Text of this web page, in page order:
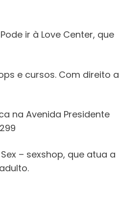
ir à Love Center, que
e cursos. Com direito a
na Avenida Presidente
– sexshop, que atua a